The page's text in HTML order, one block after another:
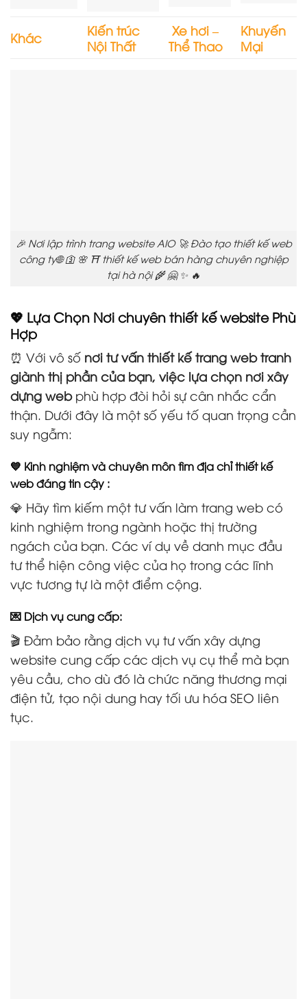
Khác
Kiến trúc
Nội Thất
Xe hơi –
Thể Thao
Khuyến
Mại
🎉 Nơi lập trình trang website AIO 🚀 Đào tạo thiết kế web
công ty🌐 🛐 🌸 ⛩️ thiết kế web bán hàng chuyên nghiệp
tại hà nội 🌾 🤗 ✨ 🔥
💖 Lựa Chọn Nơi chuyên thiết kế website Phù
Hợp
⏰ Với vô số nơi tư vấn thiết kế trang web tranh
giành thị phần của bạn, việc lựa chọn nơi xây
dựng webphù hợp đòi hỏi sự cân nhắc cẩn
thận. Dưới đây là một số yếu tố quan trọng cần
suy ngẫm:
💙 Kinh nghiệm và chuyên môn tìm địa chỉ thiết kế
web đáng tin cậy :
💎 Hãy tìm kiếm một tư vấn làm trang web có
kinh nghiệm trong ngành hoặc thị trường
ngách của bạn. Các ví dụ về danh mục đầu
tư thể hiện công việc của họ trong các lĩnh
vực tương tự là một điểm cộng.
💌 Dịch vụ cung cấp:
🎬 Đảm bảo rằng dịch vụ tư vấn xây dựng
website cung cấp các dịch vụ cụ thể mà bạn
yêu cầu, cho dù đó là chức năng thương mại
điện tử, tạo nội dung hay tối ưu hóa SEO liên
tục.